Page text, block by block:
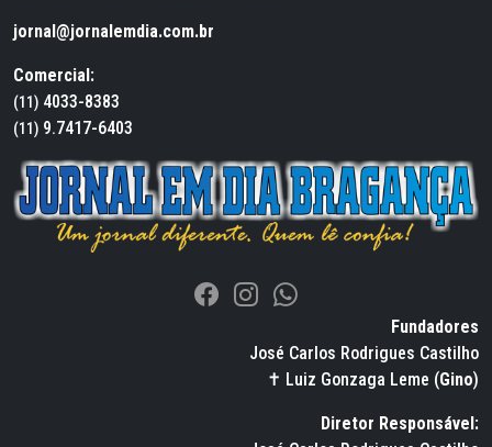
jornal@jornalemdia.com.br
Comercial:
(11) 4033-8383
(11) 9.7417-6403
Fundadores
José Carlos Rodrigues Castilho
✝ Luiz Gonzaga Leme (Gino)
Diretor Responsável: